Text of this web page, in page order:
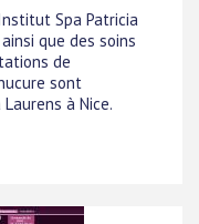
Spa Patricia
que des soins
de
sont
à Nice.